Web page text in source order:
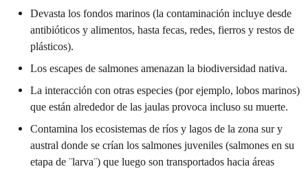
Devasta los fondos marinos (la contaminación incluye desde
antibióticos y alimentos, hasta fecas, redes, fierros y restos de
plásticos).
Los escapes de salmones amenazan la biodiversidad nativa.
La interacción con otras especies (por ejemplo, lobos marinos)
que están alrededor de las jaulas provoca incluso su muerte.
Contamina los ecosistemas de ríos y lagos de la zona sur y
austral donde se crían los salmones juveniles (salmones en su
etapa de ¨larva¨) que luego son transportados hacia áreas